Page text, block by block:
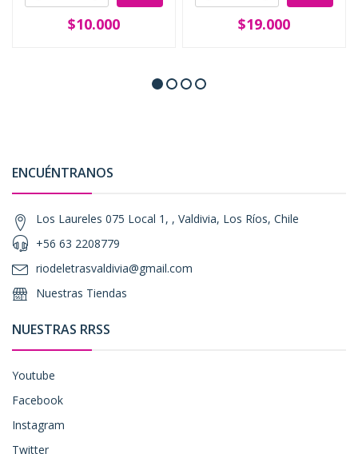
$10.000 $19.000
ENCUÉNTRANOS
Los Laureles 075 Local 1, , Valdivia, Los Ríos, Chile
+56 63 2208779
riodeletrasvaldivia@gmail.com
Nuestras Tiendas
NUESTRAS RRSS
Youtube
Facebook
Instagram
Twitter